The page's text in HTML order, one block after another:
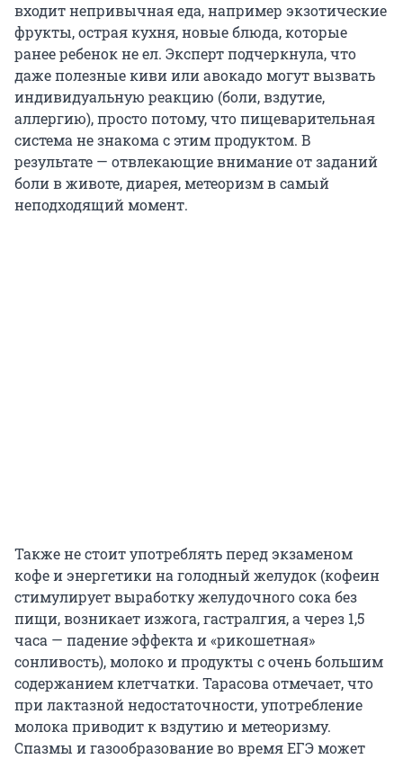
входит непривычная еда, например экзотические
фрукты, острая кухня, новые блюда, которые
ранее ребенок не ел. Эксперт подчеркнула, что
даже полезные киви или авокадо могут вызвать
индивидуальную реакцию (боли, вздутие,
аллергию), просто потому, что пищеварительная
система не знакома с этим продуктом. В
результате — отвлекающие внимание от заданий
боли в животе, диарея, метеоризм в самый
неподходящий момент.
Также не стоит употреблять перед экзаменом
кофе и энергетики на голодный желудок (кофеин
стимулирует выработку желудочного сока без
пищи, возникает изжога, гастралгия, а через 1,5
часа — падение эффекта и «рикошетная»
сонливость), молоко и продукты с очень большим
содержанием клетчатки. Тарасова отмечает, что
при лактазной недостаточности, употребление
молока приводит к вздутию и метеоризму.
Спазмы и газообразование во время ЕГЭ может